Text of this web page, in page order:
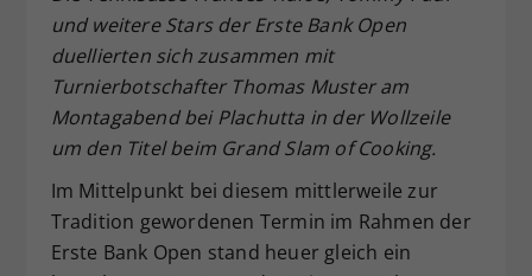
und weitere Stars der Erste Bank Open
duellierten sich zusammen mit
Turnierbotschafter Thomas Muster am
Montagabend bei Plachutta in der Wollzeile
um den Titel beim Grand Slam of Cooking.
Im Mittelpunkt bei diesem mittlerweile zur
Tradition gewordenen Termin im Rahmen der
Erste Bank Open stand heuer gleich ein
Zweck
Dieser Wert speichert Ihre Consent-
Einstellungen. Unter anderem eine
zufällig generierte ID, für die
historische Speicherung Ihrer
Webseiten-Betreiber dies eingestellt
hat.